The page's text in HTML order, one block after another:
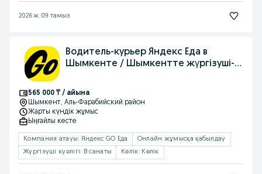
2026 ж. 09 тамыз
Водитель-курьер Яндекс Еда в
Шымкенте / Шымкентте жүргізуші-
565 000 ₸ / айына
Шымкент, Аль-Фарабийский район
Жарты күндік жұмыс
Ыңғайлы кесте
Компания атауы: Яндекс GO Еда
Онлайн жұмысқа қабылдау
Жүргізуші куәлігі: B санаты
Көлік: Көлік